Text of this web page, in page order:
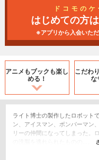
ドコモの
はじめての方
※アプリから入会いた
アニメもブックも楽し
める！
こだわ
な
ライト博士の製作したロボット
ン、アイスマン、ボンバーマン
リーの仲間になってしまった。